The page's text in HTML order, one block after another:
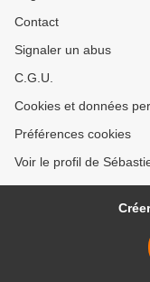
Contact
Signaler un abus
C.G.U.
Cookies et données
Préférences cookies
Voir le profil de